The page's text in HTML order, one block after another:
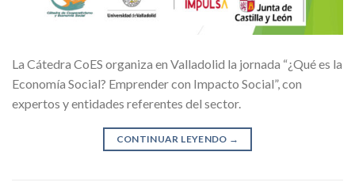
La Cátedra CoES organiza en Valladolid la jornada “¿Qué es la
Economía Social? Emprender con Impacto Social”, con
expertos y entidades referentes del sector.
CONTINUAR LEYENDO →